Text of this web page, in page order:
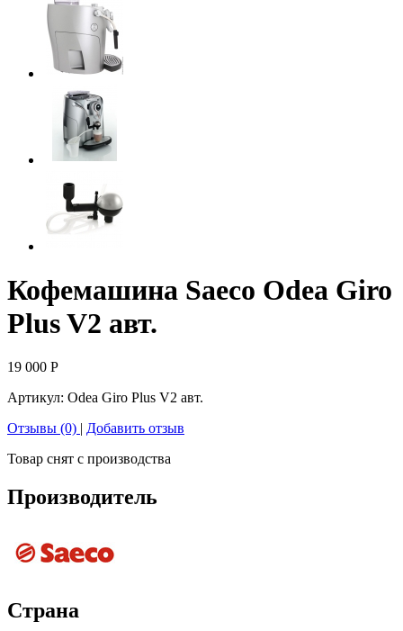
Кофемашина Saeco Odea Giro
Plus V2 авт.
19 000 Р
Артикул: Odea Giro Plus V2 авт.
Отзывы (0) | Добавить отзыв
Товар снят с производства
Производитель
Страна